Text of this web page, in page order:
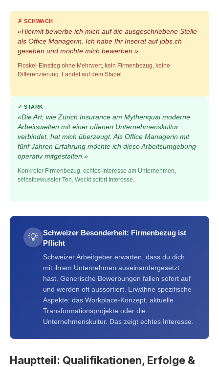
✗ SCHWACH
«Hiermit bewerbe ich mich auf die ausgeschriebene Stelle
als Office Managerin. Ich habe Ihr Inserat auf jobs.ch
gesehen und möchte mich bewerben.»
Floskel-Einstieg ohne Mehrwert, kein Firmenbezug, keine
Differenzierung. Landet auf dem Stapel.
✓ STARK
«Die Art, wie Zurich Insurance am Mythenquai moderne
Arbeitswelten mit einer offenen Unternehmenskultur
verbindet, hat mich überzeugt. Als Office Managerin mit
fünf Jahren Erfahrung möchte ich diese Arbeitsumgebung
operativ mitgestalten.»
Konkreter Firmenbezug, echtes Interesse am Unternehmen,
selbstbewusster Ton. Weckt sofort Interesse.
💡 Schweizer Besonderheit: Firmenbezug ist
Pflicht
Schweizer Arbeitgeber erwarten, dass du dich
mit ihrem Unternehmen auseinandergesetzt
hast. Generische Bewerbungen fallen sofort auf
und werden oft aussortiert. Erwähne spezifische
Aspekte: das Workplace-Konzept, aktuelle
Transformationsprojekte oder die
Unternehmenskultur. Das zeigt echtes Interesse.
Hauptteil: Qualifikationen, Erfolge &